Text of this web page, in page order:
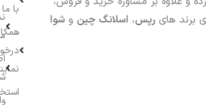
برند های رپس، اسلانگ چین و شوا
با ما